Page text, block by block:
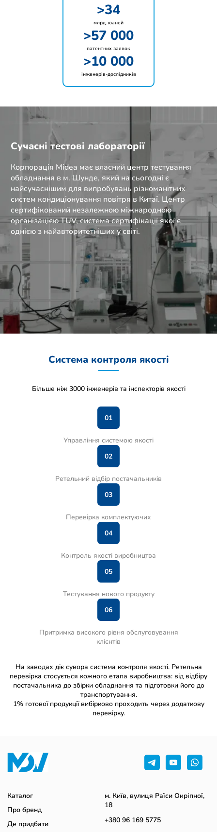
>34
млрд. юаней
>57 000
патентних заявок
>10 000
інженерів-дослідників
Сучасні тестові лабораторії
Корпорація Midea має власний центр тестування
обладнання в м. Шунде, який на сьогодні є
найсучаснішим для випробувань різноманітних
систем кондиціонування повітря в Китаї. Центр
сертифікований незалежною міжнародною
організацією TUV, система сертифікації якої є
однією з найавторитетніших у світі.
Система контроля якості
Більше ніж 3000 інженерів та інспекторів якості
01
Управління системою якості
02
Ретельний відбір постачальників
03
Перевірка комплектуючих
04
Контроль якості виробництва
05
Тестування нового продукту
06
Притримка високого рівня обслуговування
клієнтів
На заводах діє сувора система контроля якості. Ретельна
перевірка стосується кожного етапа виробництва: від відбіру
постачальника до збірки обладнання та підготовки його до
транспортування.
1% готової продукції вибірково проходить через додаткову
перевірку.
Каталог
Про бренд
Де придбати
м. Київ, вулиця Раїси Окріпної,
18
+380 96 169 5775